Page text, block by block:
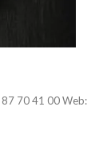
87 70 41 00Web: